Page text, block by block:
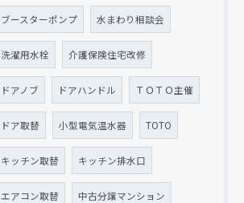
ブースターポンプ 水まわり相談会
洗濯用水栓 介護保険住宅改修
ドアノブ ドアハンドル ＴＯＴＯ主催
ドア取替 小型電気温水器 TOTO
キッチン取替 キッチン排水口
エアコン取替 中古分譲マンション